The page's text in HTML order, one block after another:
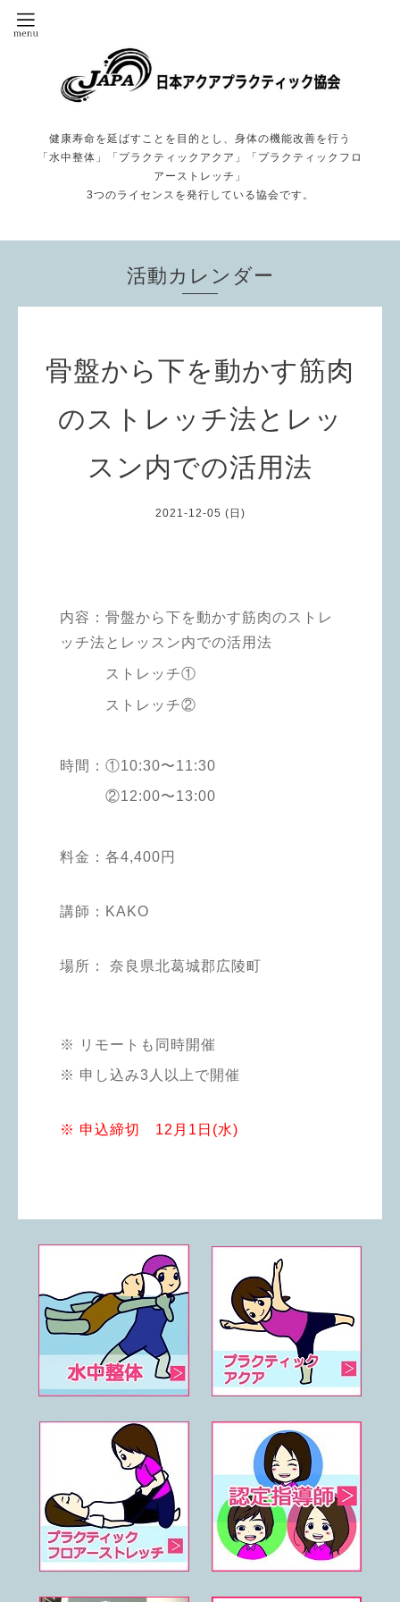
健康寿命を延ばすことを目的とし、身体の機能改善を行う
「水中整体」「プラクティックアクア」「プラクティックフロ
アーストレッチ」
3つのライセンスを発行している協会です。
活動カレンダー
骨盤から下を動かす筋肉
のストレッチ法とレッ
スン内での活用法
2021-12-05 (日)
内容：骨盤から下を動かす筋肉のストレ
ッチ法とレッスン内での活用法
ストレッチ①
ストレッチ②
時間：①10:30〜11:30
②12:00〜13:00
料金：各4,400円
講師： KAKO
場所： 奈良県北葛城郡広陵町
※ リモートも同時開催
※ 申し込み3人以上で開催
※ 申込締切 12月1日(水)